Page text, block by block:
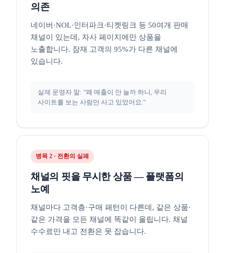
의존
네이버·NOL·인터파크·티켓링크 등 50여개 판매
채널이 있는데, 자사 페이지에만 상품을
노출합니다. 잠재 고객의 95%가 다른 채널에
있습니다.
실제 운영자 말: "왜 매출이 안 늘까 하니, 우리
사이트를 보는 사람만 사고 있었어요."
병목 2 · 전환의 실패
채널의 핏을 무시한 상품 — 플랫폼의
노예
채널마다 고객층·구매 패턴이 다른데, 같은 상품·
같은 가격을 모든 채널에 똑같이 올립니다. 채널
수수료만 내고 전환은 못 잡습니다.